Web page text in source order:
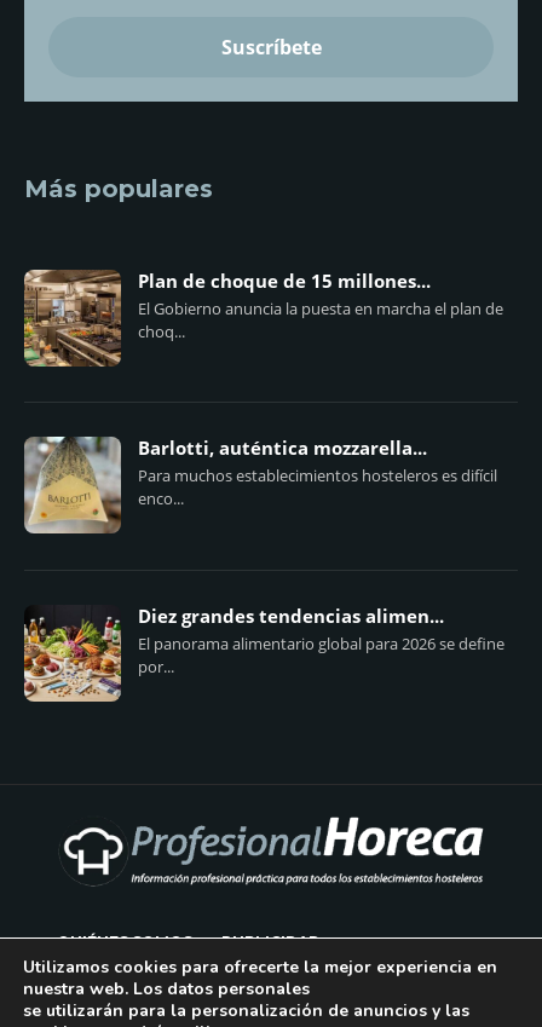
Más populares
Plan de choque de 15 millones...
El Gobierno anuncia la puesta en marcha el plan de
choq...
Barlotti, auténtica mozzarella...
Para muchos establecimientos hosteleros es difícil
enco...
Diez grandes tendencias alimen...
El panorama alimentario global para 2026 se define
por...
QUIÉNES SOMOS PUBLICIDAD
AVISO LEGAL
Utilizamos cookies para ofrecerte la mejor experiencia en
nuestra web. Los datos personales
se utilizarán para la personalización de anuncios y las